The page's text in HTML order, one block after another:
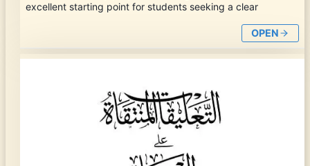
excellent starting point for students seeking a clear
OPEN